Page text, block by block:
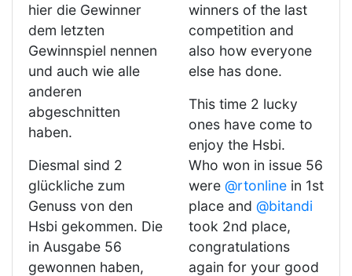
hier die Gewinner
dem letzten
Gewinnspiel nennen
und auch wie alle
anderen
abgeschnitten
haben.
Diesmal sind 2
glückliche zum
Genuss von den
Hsbi gekommen. Die
in Ausgabe 56
gewonnen haben,
winners of the last
competition and
also how everyone
else has done.
This time 2 lucky
ones have come to
enjoy the Hsbi.
Who won in issue 56
were @rtonline in 1st
place and @bitandi
took 2nd place,
congratulations
again for your good